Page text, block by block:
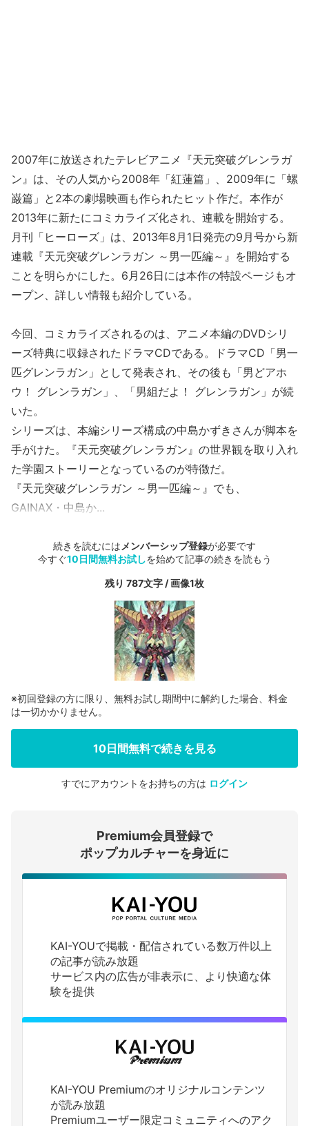
2007年に放送されたテレビアニメ『天元突破グレンラガ
ン』は、その人気から2008年「紅蓮篇」、2009年に「螺
巌篇」と2本の劇場映画も作られたヒット作だ。本作が
2013年に新たにコミカライズ化され、連載を開始する。
月刊「ヒーローズ」は、2013年8月1日発売の9月号から新
連載『天元突破グレンラガン ～男一匹編～』を開始する
ことを明らかにした。6月26日には本作の特設ページもオ
ープン、詳しい情報も紹介している。
今回、コミカライズされるのは、アニメ本編のDVDシリ
ーズ特典に収録されたドラマCDである。ドラマCD「男一
匹グレンラガン」として発表され、その後も「男どアホ
ウ！ グレンラガン」、「男組だよ！ グレンラガン」が続
いた。
シリーズは、本編シリーズ構成の中島かずきさんが脚本を
手がけた。『天元突破グレンラガン』の世界観を取り入れ
た学園ストーリーとなっているのが特徴だ。
『天元突破グレンラガン ～男一匹編～』でも、
GAINAX・中島か...
続きを読むには メンバーシップ登録が必要です
今すぐ10日間無料お試しを始めて記事の続きを読もう
残り 787文字 / 画像1枚
会員登録する
ログインする
※初回登録の方に限り、無料お試し期間中に解約した場合、料金
は一切かかりません。
10日間無料で続きを見る
すでにアカウントをお持ちの方は ログイン
Premium会員登録で
ポップカルチャーを身近に
KAI-YOUで掲載・配信されている数万件以上
の記事が読み放題
サービス内の広告が非表示に、より快適な体
験を提供
KAI-YOU Premiumのオリジナルコンテンツ
が読み放題
Premiumユーザー限定コミュニティへのアク